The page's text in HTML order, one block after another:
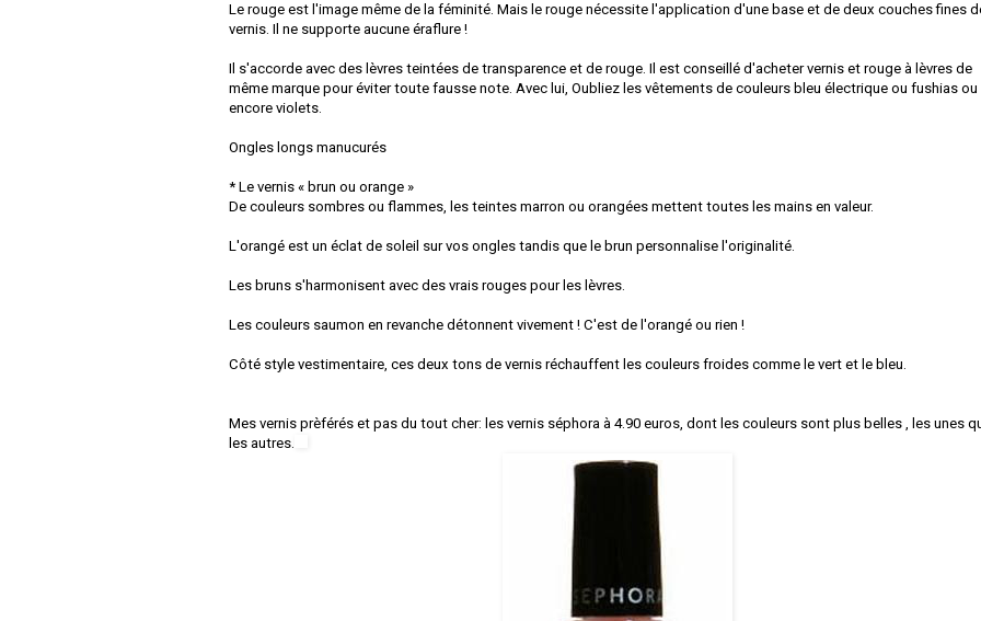
Le rouge est l'image même de la féminité. Mais le rouge nécessite l'application d'une base et de deux couches fines
vernis. Il ne supporte aucune éraflure !
Il s'accorde avec des lèvres teintées de transparence et de rouge. Il est conseillé d'acheter vernis et rouge à lèvres de
même marque pour éviter toute fausse note. Avec lui, Oubliez les vêtements de couleurs bleu électrique ou fushias ou
encore violets.
Ongles longs manucurés
* Le vernis « brun ou orange »
De couleurs sombres ou flammes, les teintes marron ou orangées mettent toutes les mains en valeur.
L'orangé est un éclat de soleil sur vos ongles tandis que le brun personnalise l'originalité.
Les bruns s'harmonisent avec des vrais rouges pour les lèvres.
Les couleurs saumon en revanche détonnent vivement ! C'est de l'orangé ou rien !
Côté style vestimentaire, ces deux tons de vernis réchauffent les couleurs froides comme le vert et le bleu.
Mes vernis prèférés et pas du tout cher: les vernis séphora à 4.90 euros, dont les couleurs sont plus belles , les unes
les autres.